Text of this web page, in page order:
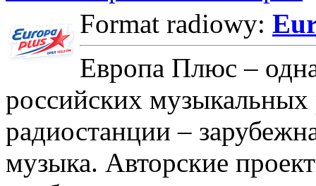
Format radiowy:
Европа Плюс –
российских
радиостанции –
музыка. Авторские